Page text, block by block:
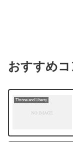
おすすめ
Throne and Liberty